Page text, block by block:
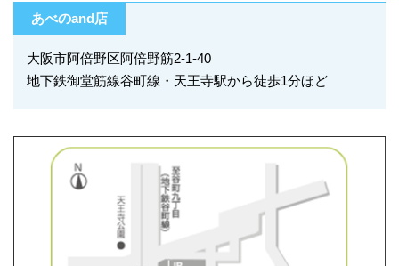
あべのand店
大阪市阿倍野区阿倍野筋2-1-40
地下鉄御堂筋線谷町線・天王寺駅から徒歩1分ほど